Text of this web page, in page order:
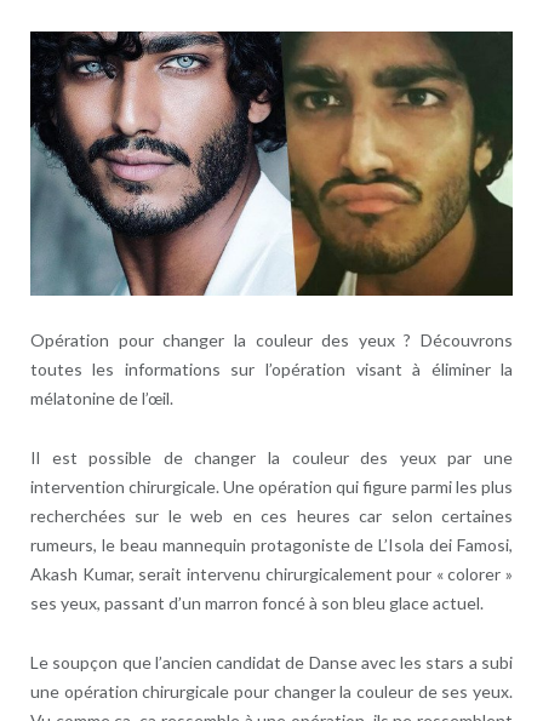
Opération pour changer la couleur des yeux ? Découvrons
toutes les informations sur l’opération visant à éliminer la
mélatonine de l’œil.
Il est possible de changer la couleur des yeux par une
intervention chirurgicale. Une opération qui figure parmi les plus
recherchées sur le web en ces heures car selon certaines
rumeurs, le beau mannequin protagoniste de L’Isola dei Famosi,
Akash Kumar, serait intervenu chirurgicalement pour « colorer »
ses yeux, passant d’un marron foncé à son bleu glace actuel.
Le soupçon que l’ancien candidat de Danse avec les stars a subi
une opération chirurgicale pour changer la couleur de ses yeux.